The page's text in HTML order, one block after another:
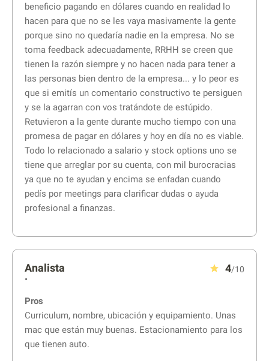
beneficio pagando en dólares cuando en realidad lo
hacen para que no se les vaya masivamente la gente
porque sino no quedaría nadie en la empresa. No se
toma feedback adecuadamente, RRHH se creen que
tienen la razón siempre y no hacen nada para tener a
las personas bien dentro de la empresa... y lo peor es
que si emitís un comentario constructivo te persiguen
y se la agarran con vos tratándote de estúpido.
Retuvieron a la gente durante mucho tiempo con una
promesa de pagar en dólares y hoy en día no es viable.
Todo lo relacionado a salario y stock options uno se
tiene que arreglar por su cuenta, con mil burocracias
ya que no te ayudan y encima se enfadan cuando
pedís por meetings para clarificar dudas o ayuda
profesional a finanzas.
Analista
•
4/10
Pros
Curriculum, nombre, ubicación y equipamiento. Unas
mac que están muy buenas. Estacionamiento para los
que tienen auto.